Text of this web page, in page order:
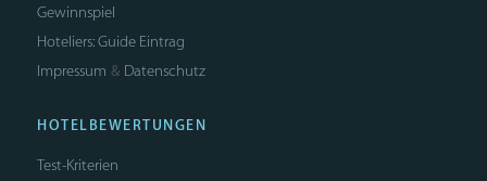
Gewinnspiel
Hoteliers: Guide Eintrag
Impressum & Datenschutz
HOTELBEWERTUNGEN
Test-Kriterien